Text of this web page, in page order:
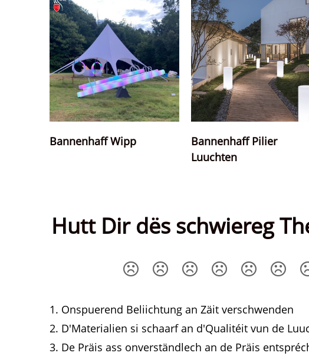
Bannenhaff Wipp
Bannenhaff Pilier
Luuchten
Hutt Dir dës schwiereg
1. Onspuerend Beliichtung an Zäit verschwenden
2. D'Materialien si schaarf an d'Qualitéit vun de
3. De Präis ass onverständlech an de Präis